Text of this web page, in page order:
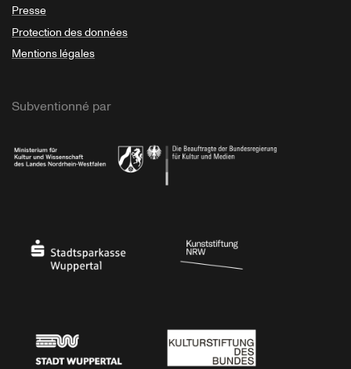
Presse
Protection des données
Mentions légales
Subventionné par